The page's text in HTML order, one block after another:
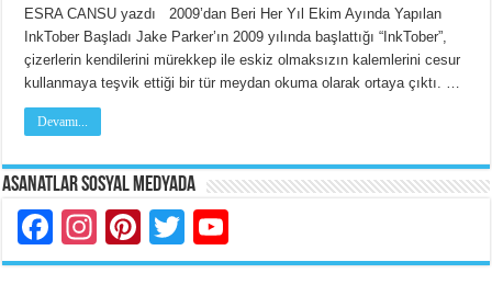
ESRA CANSU yazdı 2009’dan Beri Her Yıl Ekim Ayında Yapılan
InkTober Başladı Jake Parker’ın 2009 yılında başlattığı “InkTober”,
çizerlerin kendilerini mürekkep ile eskiz olmaksızın kalemlerini cesur
kullanmaya teşvik ettiği bir tür meydan okuma olarak ortaya çıktı. …
Devamı...
Asanatlar Sosyal Medyada
Facebook
Instagram
Pinterest
Twitter